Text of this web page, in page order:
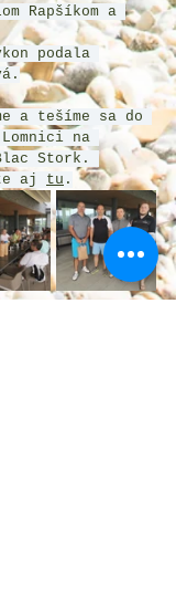
Rapšíkom a
podala
a tešíme sa do
na
Stork.
aj tu .